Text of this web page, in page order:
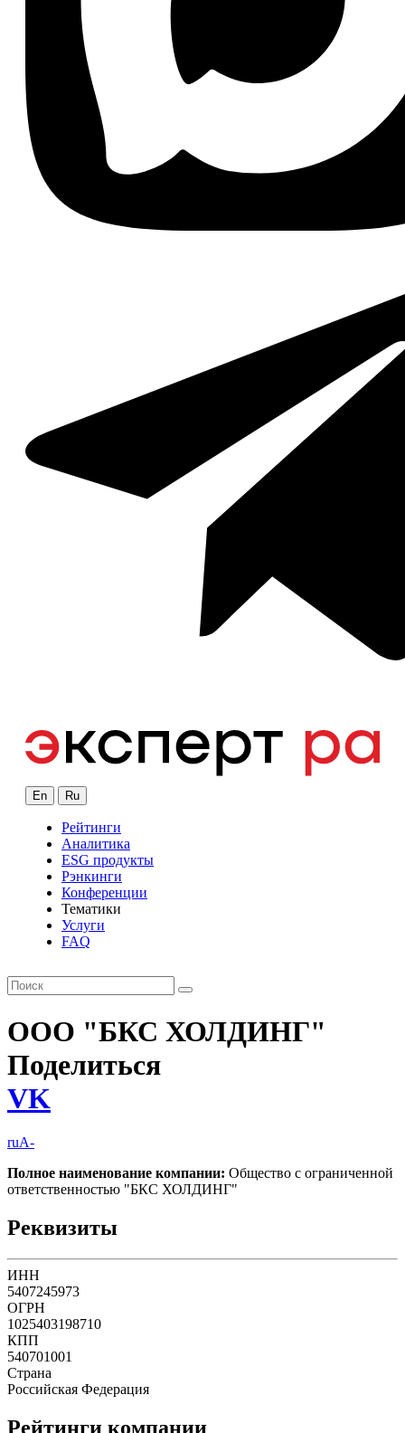
En Ru
Рейтинги
Аналитика
ESG продукты
Рэнкинги
Конференции
Тематики
Услуги
FAQ
ООО "БКС ХОЛДИНГ"
Поделиться
VK
ruA-
Полное наименование компании: Общество с ограниченной
ответственностью "БКС ХОЛДИНГ"
Реквизиты
ИНН
5407245973
ОГРН
1025403198710
КПП
540701001
Страна
Российская Федерация
Рейтинги компании